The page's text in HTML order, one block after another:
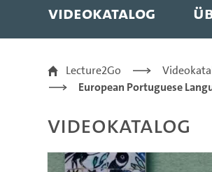
Videokatalog
1/28 |
Lecture2Go
European Portuguese
Videokatalog